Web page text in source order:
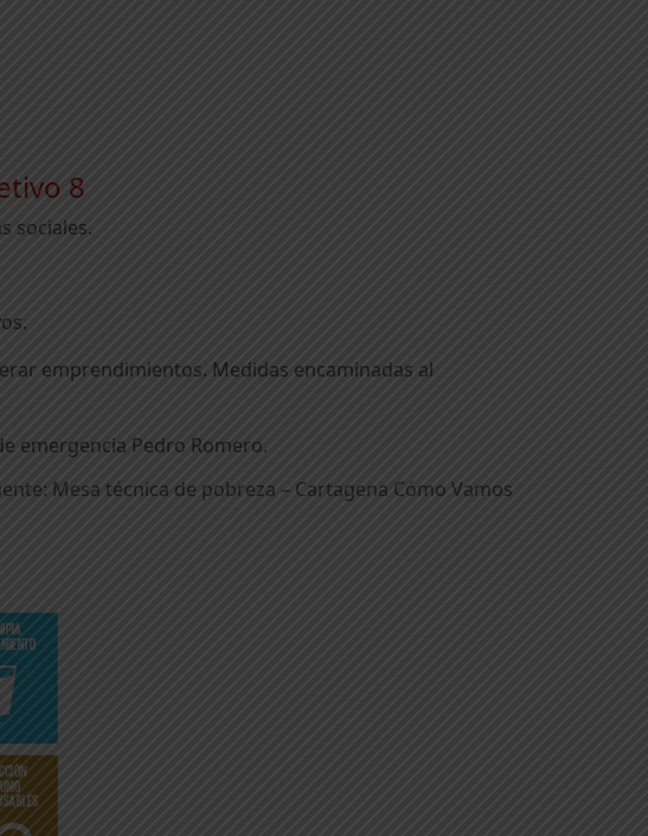
8
sociales.
emprendimientos. Medidas encaminadas al
emergencia Pedro Romero.
Mesa técnica de pobreza – Cartagena Cómo Vamos